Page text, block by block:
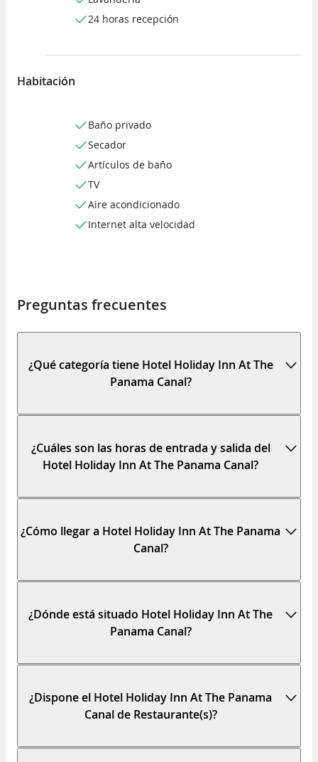
24 horas recepción
Habitación
Baño privado
Secador
Artículos de baño
TV
Aire acondicionado
Internet alta velocidad
Preguntas frecuentes
¿Qué categoría tiene Hotel Holiday Inn At The
Panama Canal?
¿Cuáles son las horas de entrada y salida del
Hotel Holiday Inn At The Panama Canal?
¿Cómo llegar a Hotel Holiday Inn At The Panama
Canal?
¿Dónde está situado Hotel Holiday Inn At The
Panama Canal?
¿Dispone el Hotel Holiday Inn At The Panama
Canal de Restaurante(s)?